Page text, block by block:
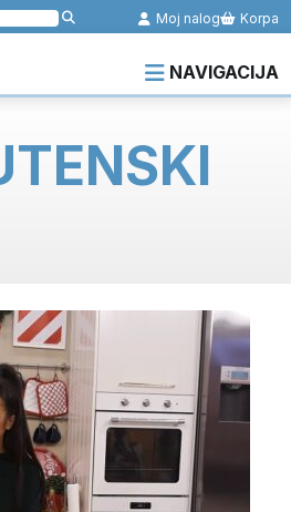
Moj nalog Korpa
NAVIGACIJA